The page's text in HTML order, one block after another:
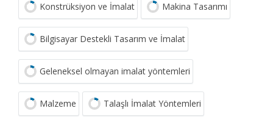
Konstrüksiyon ve İmalat Makina Tasarımı
Bilgisayar Destekli Tasarım ve İmalat
Geleneksel olmayan imalat yöntemleri
Malzeme Talaşlı İmalat Yöntemleri